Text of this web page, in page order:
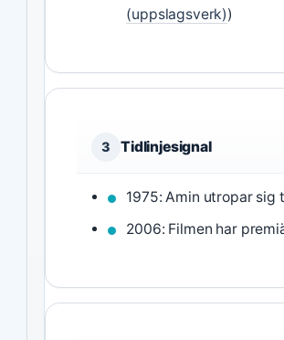
(uppslagsverk))
3 Tidlinjesignal
1975: Amin utropar sig
2006: Filmen har